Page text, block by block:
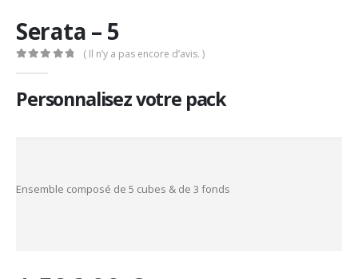
Serata – 5
( Il n’y a pas encore d’avis. )
Personnalisez votre pack
Ensemble composé de 5 cubes & de 3 fonds